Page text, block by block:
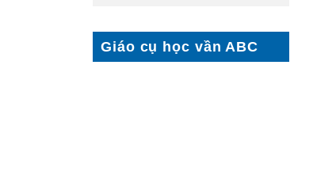
Giáo cụ học vần ABC